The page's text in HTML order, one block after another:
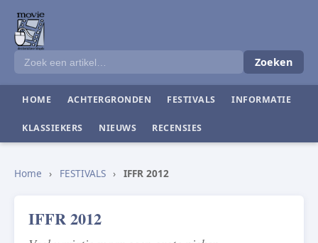
Zoeken
HOME ACHTERGRONDEN FESTIVALS INFORMATIE
KLASSIEKERS NIEUWS RECENSIES
Home › FESTIVALS › IFFR 2012
IFFR 2012